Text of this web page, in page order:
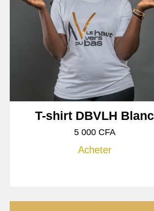
T-shirt DBVLH Blanc
5 000 CFA
Acheter